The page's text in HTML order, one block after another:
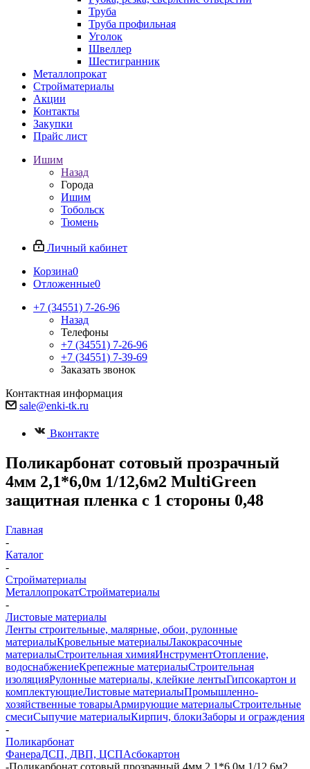
Труба
Труба профильная
Уголок
Швеллер
Шестигранник
Металлопрокат
Стройматериалы
Акции
Контакты
Закупки
Прайс лист
Ишим
Назад
Города
Ишим
Тобольск
Тюмень
Личный кабинет
Корзина0
Отложенные0
+7 (34551) 7-26-96
Назад
Телефоны
+7 (34551) 7-26-96
+7 (34551) 7-39-69
Заказать звонок
Контактная информация
sale@enki-tk.ru
Вконтакте
Поликарбонат сотовый прозрачный
4мм 2,1*6,0м 1/12,6м2 MultiGreen
защитная пленка с 1 стороны 0,48
Главная
-
Каталог
-
Стройматериалы
МеталлопрокатСтройматериалы
-
Листовые материалы
Ленты строительные, малярные, обои, рулонные
материалыКровельные материалыЛакокрасочные
материалыСтроительная химияИнструментОтопление,
водоснабжениеКрепежные материалыСтроительная
изоляцияРулонные материалы, клейкие лентыГипсокартон и
комплектующиеЛистовые материалыПромышленно-
хозяйственные товарыАрмирующие материалыСтроительные
смесиСыпучие материалыКирпич, блокиЗаборы и ограждения
-
Поликарбонат
ФанераДСП, ДВП, ЦСПАсбокартон
-Поликарбонат сотовый прозрачный 4мм 2,1*6,0м 1/12,6м2